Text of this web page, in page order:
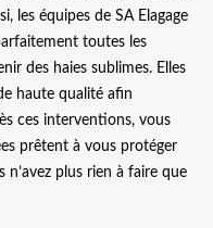
les équipes de SA Elagage
toutes les
des haies sublimes. Elles
haute qualité afin
ces interventions, vous
prêtent à vous protéger
n’avez plus rien à faire que